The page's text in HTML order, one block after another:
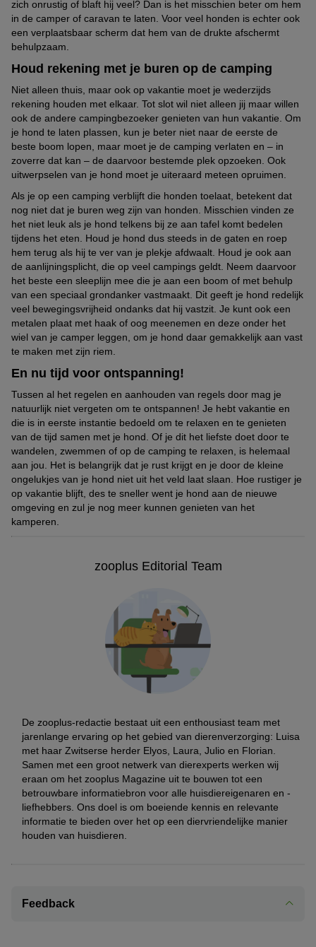
zich onrustig of blaft hij veel? Dan is het misschien beter om hem
in de camper of caravan te laten. Voor veel honden is echter ook
een verplaatsbaar scherm dat hem van de drukte afschermt
behulpzaam.
Houd rekening met je buren op de camping
Niet alleen thuis, maar ook op vakantie moet je wederzijds
rekening houden met elkaar. Tot slot wil niet alleen jij maar willen
ook de andere campingbezoeker genieten van hun vakantie. Om
je hond te laten plassen, kun je beter niet naar de eerste de
beste boom lopen, maar moet je de camping verlaten en – in
zoverre dat kan – de daarvoor bestemde plek opzoeken. Ook
uitwerpselen van je hond moet je uiteraard meteen opruimen.
Als je op een camping verblijft die honden toelaat, betekent dat
nog niet dat je buren weg zijn van honden. Misschien vinden ze
het niet leuk als je hond telkens bij ze aan tafel komt bedelen
tijdens het eten. Houd je hond dus steeds in de gaten en roep
hem terug als hij te ver van je plekje afdwaalt. Houd je ook aan
de aanlijningsplicht, die op veel campings geldt. Neem daarvoor
het beste een sleeplijn mee die je aan een boom of met behulp
van een speciaal grondanker vastmaakt. Dit geeft je hond redelijk
veel bewegingsvrijheid ondanks dat hij vastzit. Je kunt ook een
metalen plaat met haak of oog meenemen en deze onder het
wiel van je camper leggen, om je hond daar gemakkelijk aan vast
te maken met zijn riem.
En nu tijd voor ontspanning!
Tussen al het regelen en aanhouden van regels door mag je
natuurlijk niet vergeten om te ontspannen! Je hebt vakantie en
die is in eerste instantie bedoeld om te relaxen en te genieten
van de tijd samen met je hond. Of je dit het liefste doet door te
wandelen, zwemmen of op de camping te relaxen, is helemaal
aan jou. Het is belangrijk dat je rust krijgt en je door de kleine
ongelukjes van je hond niet uit het veld laat slaan. Hoe rustiger je
op vakantie blijft, des te sneller went je hond aan de nieuwe
omgeving en zul je nog meer kunnen genieten van het
kamperen.
zooplus Editorial Team
De zooplus-redactie bestaat uit een enthousiast team met
jarenlange ervaring op het gebied van dierenverzorging: Luisa
met haar Zwitserse herder Elyos, Laura, Julio en Florian.
Samen met een groot netwerk van dierexperts werken wij
eraan om het zooplus Magazine uit te bouwen tot een
betrouwbare informatiebron voor alle huisdiereigenaren en -
liefhebbers. Ons doel is om boeiende kennis en relevante
informatie te bieden over het op een diervriendelijke manier
houden van huisdieren.
Feedback